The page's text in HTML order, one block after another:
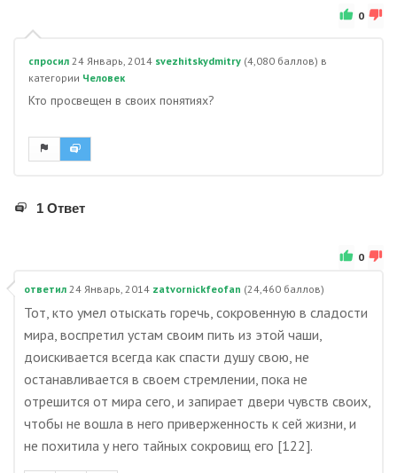
0
спросил 24 Январь, 2014 svezhitskydmitry (4,080 баллов) в
категории Человек
Кто просвещен в своих понятиях?
1 Ответ
0
ответил 24 Январь, 2014 zatvornickfeofan (24,460 баллов)
Тот, кто умел отыскать горечь, сокровенную в сладости
мира, воспретил устам своим пить из этой чаши,
доискивается всегда как спасти душу свою, не
останавливается в своем стремлении, пока не
отрешится от мира сего, и запирает двери чувств своих,
чтобы не вошла в него приверженность к сей жизни, и
не похитила у него тайных сокровищ его [122].